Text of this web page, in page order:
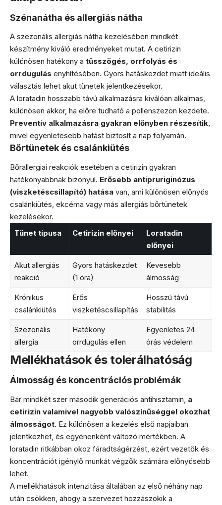
Szénanátha és allergiás nátha
A szezonális allergiás nátha kezelésében mindkét
készítmény kiváló eredményeket mutat. A cetirizin
különösen hatékony a tüsszögés, orrfolyás és
orrdugulás enyhítésében. Gyors hatáskezdet miatt ideális
választás lehet akut tünetek jelentkezésekor.
A loratadin hosszabb távú alkalmazásra kiválóan alkalmas,
különösen akkor, ha előre tudható a pollenszezon kezdete.
Preventív alkalmazásra gyakran előnyben részesítik,
mivel egyenletesebb hatást biztosít a nap folyamán.
Bőrtünetek és csalánkiütés
Bőrallergiai reakciók esetében a cetirizin gyakran
hatékonyabbnak bizonyul. Erősebb antipruriginózus
(viszketéscsillapító) hatása van, ami különösen előnyös
csalánkiütés, ekcéma vagy más allergiás bőrtünetek
kezelésekor.
Tünet típusa
Cetirizin előnyei
Loratadin
előnyei
Akut allergiás
reakció
Gyors hatáskezdet
(1 óra)
Kevesebb
álmosság
Krónikus
csalánkiütés
Erős
viszketéscsillapítás
Hosszú távú
stabilitás
Szezonális
allergia
Hatékony
orrdugulás ellen
Egyenletes 24
órás védelem
Mellékhatások és tolerálhatóság
Álmosság és koncentrációs problémák
Bár mindkét szer második generációs antihisztamin, a
cetirizin valamivel nagyobb valószínűséggel okozhat
álmosságot. Ez különösen a kezelés első napjaiban
jelentkezhet, és egyénenként változó mértékben. A
loratadin ritkábban okoz fáradtságérzést, ezért vezetők és
koncentrációt igénylő munkát végzők számára előnyösebb
lehet.
A mellékhatások intenzitása általában az első néhány nap
után csökken, ahogy a szervezet hozzászokik a